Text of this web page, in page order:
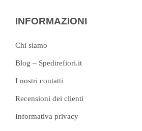
INFORMAZIONI
Chi siamo
Blog – Spedirefiori.it
I nostri contatti
Recensioni dei clienti
Informativa privacy